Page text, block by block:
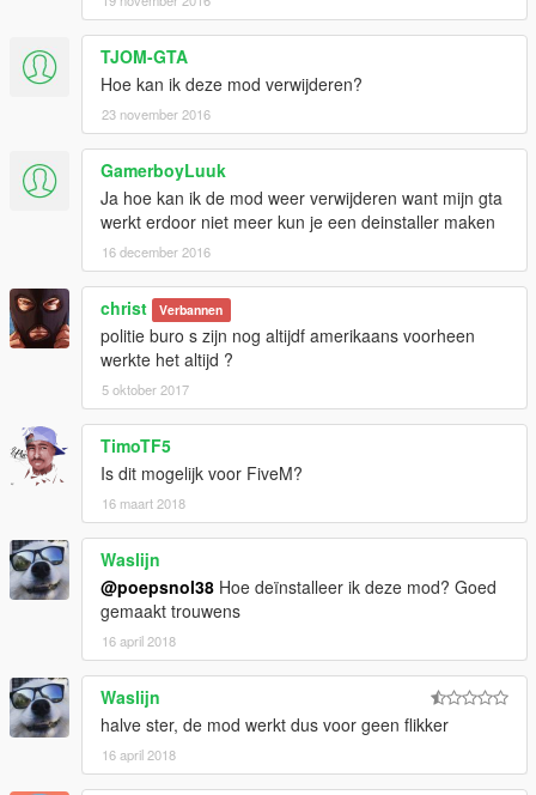
TJOM-GTA
Hoe kan ik deze mod verwijderen?
23 november 2016
GamerboyLuuk
Ja hoe kan ik de mod weer verwijderen want mijn gta
werkt erdoor niet meer kun je een deinstaller maken
16 december 2016
christ Verbannen
politie buro s zijn nog altijdf amerikaans voorheen
werkte het altijd ?
5 oktober 2017
TimoTF5
Is dit mogelijk voor FiveM?
16 maart 2018
Waslijn
@poepsnol38 Hoe deïnstalleer ik deze mod? Goed
gemaakt trouwens
16 april 2018
Waslijn
halve ster, de mod werkt dus voor geen flikker
16 april 2018